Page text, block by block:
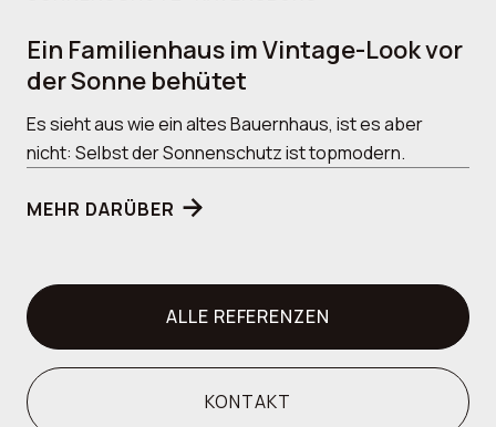
Ein Familienhaus im Vintage-Look vor
der Sonne behütet
Es sieht aus wie ein altes Bauernhaus, ist es aber
nicht: Selbst der Sonnenschutz ist topmodern.
MEHR DARÜBER 
ALLE REFERENZEN
KONTAKT